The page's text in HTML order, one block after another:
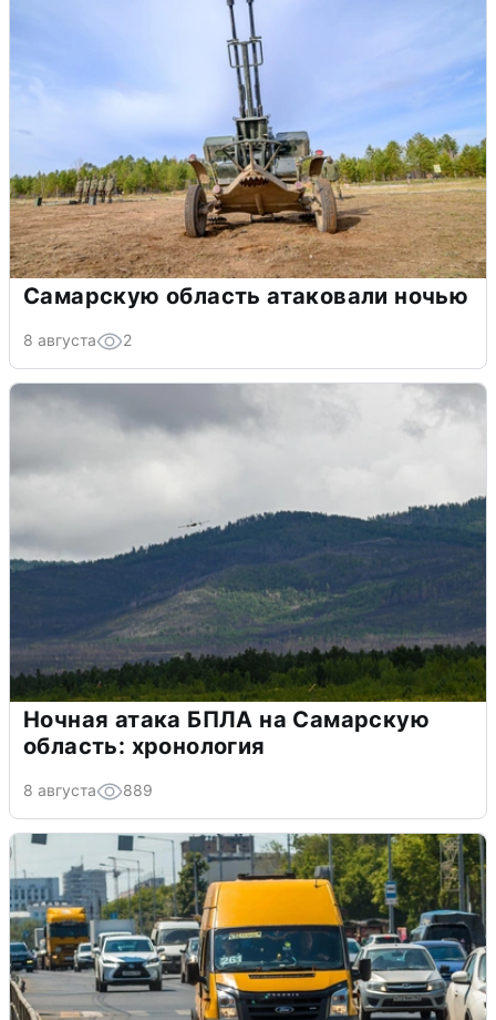
Самарскую область атаковали ночью
8 августа 2
Ночная атака БПЛА на Самарскую
область: хронология
8 августа 889